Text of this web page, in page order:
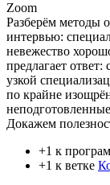
Zoom
Разберём методы
интервью:
невежество
предлагает
узкой
по крайне
Докажем
+1 к
+1 к ветке